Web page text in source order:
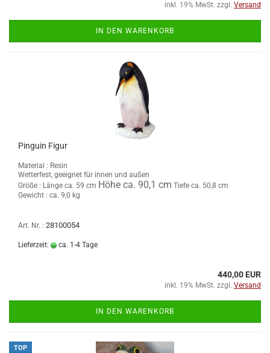
inkl. 19% MwSt. zzgl. Versand
IN DEN WARENKORB
Pinguin Figur
Material : Resin
Wetterfest, geeignet für innen und außen
Größe : Länge ca. 59 cm Höhe ca. 90,1 cm Tiefe ca. 50,8 cm
Gewicht : ca. 9,0 kg
Art. Nr. : 28100054
Lieferzeit: ca. 1-4 Tage
440,00 EUR
inkl. 19% MwSt. zzgl. Versand
IN DEN WARENKORB
TOP